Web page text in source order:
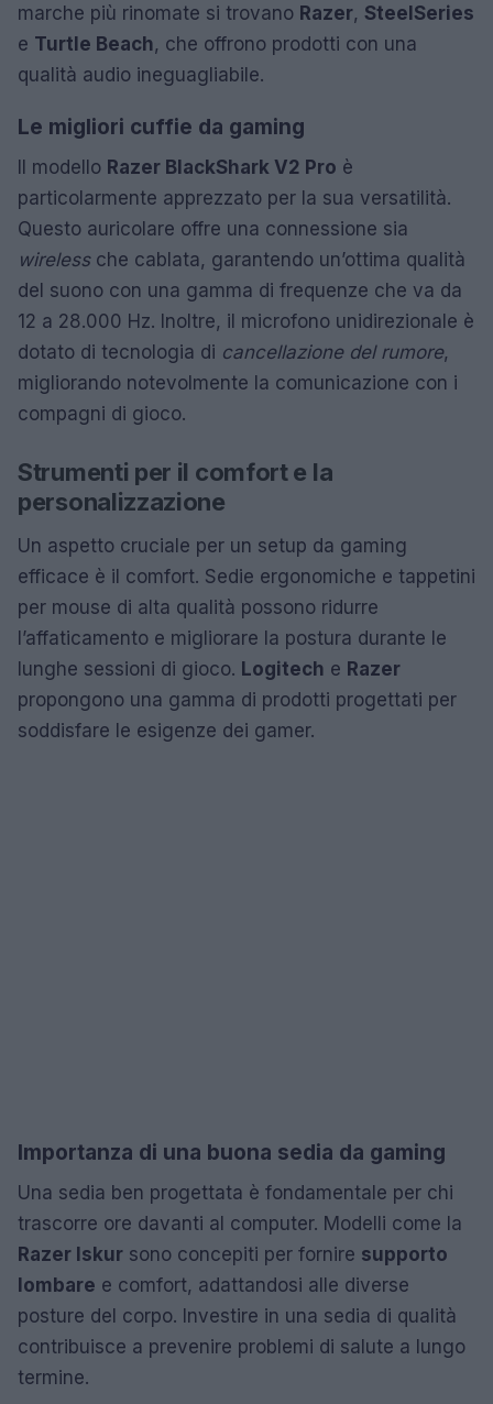
marche più rinomate si trovano Razer, SteelSeries
e Turtle Beach, che offrono prodotti con una
qualità audio ineguagliabile.
Le migliori cuffie da gaming
Il modello Razer BlackShark V2 Pro è
particolarmente apprezzato per la sua versatilità.
Questo auricolare offre una connessione sia
wirelessche cablata, garantendo un’ottima qualità
del suono con una gamma di frequenze che va da
12 a 28.000 Hz. Inoltre, il microfono unidirezionale è
dotato di tecnologia di cancellazione del rumore,
migliorando notevolmente la comunicazione con i
compagni di gioco.
Strumenti per il comfort e la
personalizzazione
Un aspetto cruciale per un setup da gaming
efficace è il comfort. Sedie ergonomiche e tappetini
per mouse di alta qualità possono ridurre
l’affaticamento e migliorare la postura durante le
lunghe sessioni di gioco. Logitech e Razer
propongono una gamma di prodotti progettati per
soddisfare le esigenze dei gamer.
Importanza di una buona sedia da gaming
Una sedia ben progettata è fondamentale per chi
trascorre ore davanti al computer. Modelli come la
Razer Iskur sono concepiti per fornire supporto
lombare e comfort, adattandosi alle diverse
posture del corpo. Investire in una sedia di qualità
contribuisce a prevenire problemi di salute a lungo
termine.